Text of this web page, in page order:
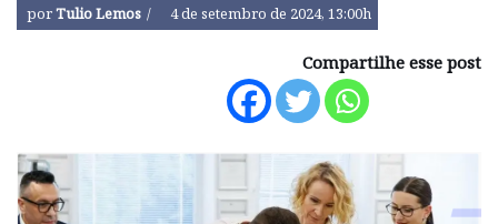
porTulio Lemos 4 de setembro de 2024, 13:00h
Compartilhe esse post